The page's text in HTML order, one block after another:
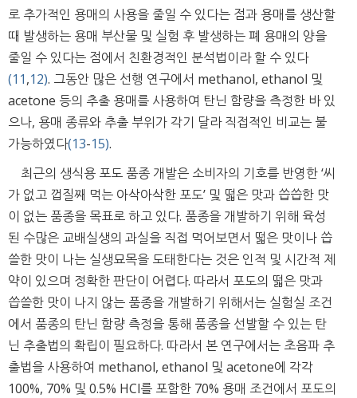
로 추가적인 용매의 사용을 줄일 수 있다는 점과 용매를 생산할
때 발생하는 용매 부산물 및 실험 후 발생하는 폐 용매의 양을
줄일 수 있다는 점에서 친환경적인 분석법이라 할 수 있다
(11,12). 그동안 많은 선행 연구에서 methanol, ethanol 및
acetone 등의 추출 용매를 사용하여 탄닌 함량을 측정한 바 있
으나, 용매 종류와 추출 부위가 각기 달라 직접적인 비교는 불
가능하였다(13-15).
최근의 생식용 포도 품종 개발은 소비자의 기호를 반영한 ‘씨
가 없고 껍질째 먹는 아삭아삭한 포도’ 및 떫은 맛과 씁씁한 맛
이 없는 품종을 목표로 하고 있다. 품종을 개발하기 위해 육성
된 수많은 교배실생의 과실을 직접 먹어보면서 떫은 맛이나 씁
쓸한 맛이 나는 실생묘목을 도태한다는 것은 인적 및 시간적 제
약이 있으며 정확한 판단이 어렵다. 따라서 포도의 떫은 맛과
씁쓸한 맛이 나지 않는 품종을 개발하기 위해서는 실험실 조건
에서 품종의 탄닌 함량 측정을 통해 품종을 선발할 수 있는 탄
닌 추출법의 확립이 필요하다. 따라서 본 연구에서는 초음파 추
출법을 사용하여 methanol, ethanol 및 acetone에 각각
100%, 70% 및 0.5% HCl를 포함한 70% 용매 조건에서 포도의